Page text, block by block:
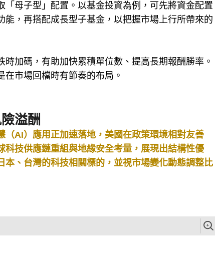
母子型」配置。以基金投資為例，可先將資金配置
，再搭配成長型子基金，以把握市場上行所帶來的
加碼，有助加快累積單位數、提高長期報酬勝率。
市場回檔時有節奏的布局。
溢酬
AI）應用正加速落地，美國在政策環境相對友善
科技供應鏈重組與地緣安全考量，展現出結構性優
、台灣的科技相關標的，並視市場變化動態調整比